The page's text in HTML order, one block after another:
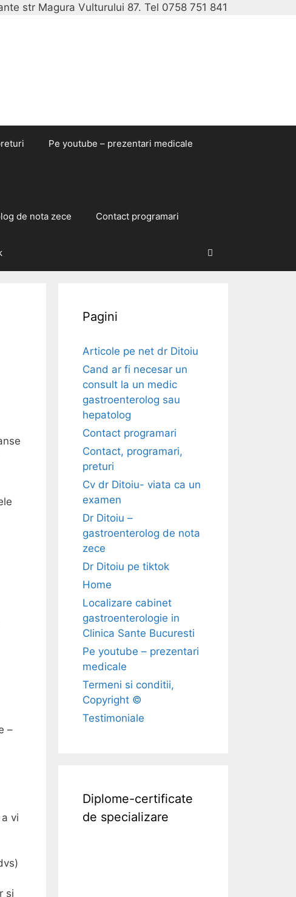
str Magura Vulturului 87. Tel 0758 751 841
Pe youtube – prezentari medicale
de nota zece Contact programari
–
vi
si
Pagini
Articole pe net dr Ditoiu
Cand ar fi necesar un
consult la un medic
gastroenterolog sau
hepatolog
Contact programari
Contact, programari,
preturi
Cv dr Ditoiu- viata ca un
examen
Dr Ditoiu –
gastroenterolog de nota
zece
Dr Ditoiu pe tiktok
Home
Localizare cabinet
gastroenterologie in
Clinica Sante Bucuresti
Pe youtube – prezentari
medicale
Termeni si conditii,
Copyright ©
Testimoniale
Diplome-certificate
de specializare